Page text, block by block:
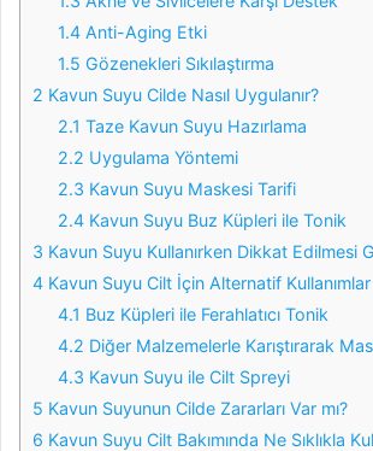
1.4 Anti-Aging Etki
1.5 Gözenekleri Sıkılaştırma
2 Kavun Suyu Cilde Nasıl Uygulanır?
2.1 Taze Kavun Suyu Hazırlama
2.2 Uygulama Yöntemi
2.3 Kavun Suyu Maskesi Tarifi
2.4 Kavun Suyu Buz Küpleri ile Tonik
3 Kavun Suyu Kullanırken Dikkat Edilmesi
4 Kavun Suyu Cilt İçin Alternatif Kullanımlar
4.1 Buz Küpleri ile Ferahlatıcı Tonik
4.2 Diğer Malzemelerle Karıştırarak
4.3 Kavun Suyu ile Cilt Spreyi
5 Kavun Suyunun Cilde Zararları Var mı?
6 Kavun Suyu Cilt Bakımında Ne Sıklıkla